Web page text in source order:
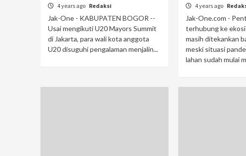
4 years ago Redaksi
Jak-One - KABUPATEN BOGOR --
Usai mengikuti U20 Mayors Summit
di Jakarta, para wali kota anggota
U20 disuguhi pengalaman menjalin...
4 years ago
Jak-One.com -
terhubung ke
masih ditekankan
meski situasi
lahan sudah mulai